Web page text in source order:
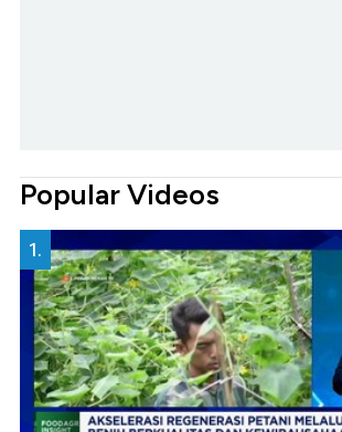
Popular Videos
1.